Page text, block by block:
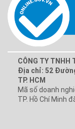
CÔNG TY TNHH
Địa chỉ: 52
TP. HCM
Mã số doanh
TP. Hồ Chí Minh